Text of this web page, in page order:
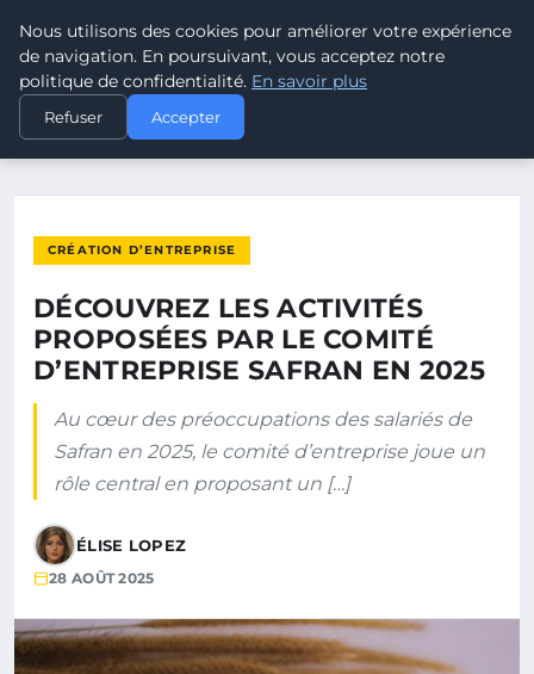
POUVOIR OUVRIER
ACCUEIL
DÉCOUVREZ LES ACTIVITÉS PROPOSÉES PAR LE COMITÉ…
CRÉATION D’ENTREPRISE
DÉCOUVREZ LES ACTIVITÉS
PROPOSÉES PAR LE COMITÉ
D’ENTREPRISE SAFRAN EN 2025
Au cœur des préoccupations des salariés de
Safran en 2025, le comité d’entreprise joue un
rôle central en proposant un […]
ÉLISE LOPEZ
28 AOÛT 2025
Nous utilisons des cookies pour améliorer votre expérience
de navigation. En poursuivant, vous acceptez notre
politique de confidentialité. En savoir plus
Refuser Accepter